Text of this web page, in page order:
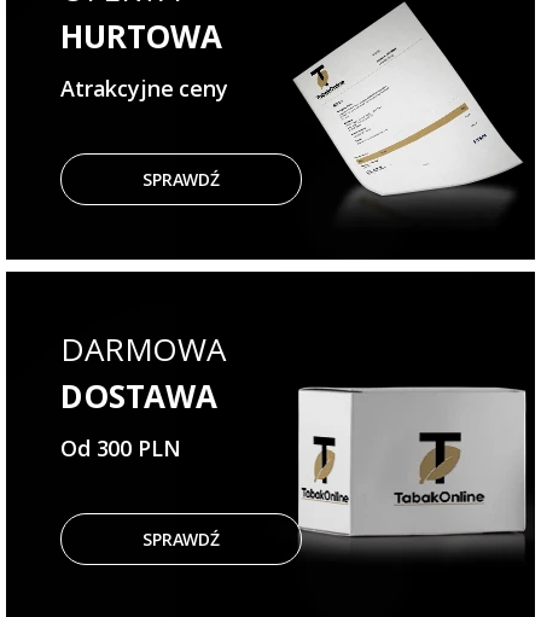
HURTOWA
Atrakcyjne ceny
SPRAWDŹ
DARMOWA
DOSTAWA
Od 300 PLN
SPRAWDŹ